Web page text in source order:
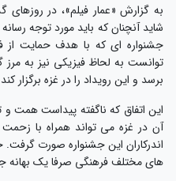
به گزارش «عمار فیلم»، در روزهای
شاید آنچنان که باید مورد توجه
جشنواره ای که با هدف حمایت از
توانست به لحاظ فیزیکی نیز به
برسد و این رویداد را در غزه برگزار
این اتفاق که ناگفته پیداست همت
آن در غزه می تواند همراه با
اندرکاران این جشنواره صورت
های مختلف فرهنگی صرفا یک بهانه